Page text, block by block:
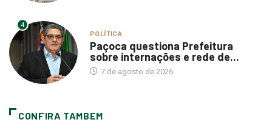
4
POLÍTICA
Paçoca questiona Prefeitura
sobre internações e rede de...
7 de agosto de 2026
CONFIRA TAMBEM